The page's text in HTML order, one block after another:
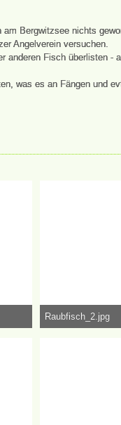
Bergwitzsee nichts
Angelverein versuchen.
anderen Fisch überlisten -
was es an Fängen und
Raubfisch_2.jpg
1,19 MB,